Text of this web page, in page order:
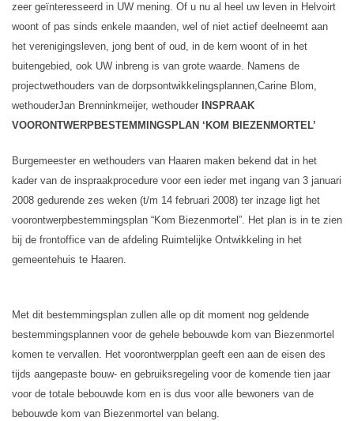
zeer geïnteresseerd in UW mening. Of u nu al heel uw leven in Helvoirt
woont of pas sinds enkele maanden, wel of niet actief deelneemt aan
het verenigingsleven, jong bent of oud, in de kern woont of in het
buitengebied, ook UW inbreng is van grote waarde. Namens de
projectwethouders van de dorpsontwikkelingsplannen,Carine Blom,
wethouderJan Brenninkmeijer, wethouder
NSPRAAK
VOORONTWERPBESTEMMINGSPLAN ‘KOM BIEZENMORTEL’
Burgemeester en wethouders van Haaren maken bekend dat in het
kader van de inspraakprocedure voor een ieder met ingang van 3 januari
2008 gedurende zes weken (t/m 14 februari 2008) ter inzage ligt het
voorontwerpbestemmingsplan “Kom Biezenmortel”. Het plan is in te zien
bij de frontoffice van de afdeling Ruimtelijke Ontwikkeling in het
gemeentehuis te Haaren.
Met dit bestemmingsplan zullen alle op dit moment nog geldende
bestemmingsplannen voor de gehele bebouwde kom van Biezenmortel
komen te vervallen. Het voorontwerpplan geeft een aan de eisen des
tijds aangepaste bouw- en gebruiksregeling voor de komende tien jaar
voor de totale bebouwde kom en is dus voor alle bewoners van de
bebouwde kom van Biezenmortel van belang.